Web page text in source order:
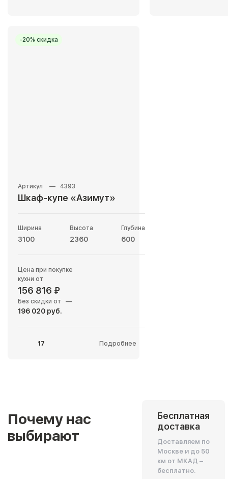
-20% скидка
4393
Шкаф-купе «Азимут»
Ширина
3100
Высота
2360
Глубина
600
Цена при покупке
кухни от
156 816 ₽
Без скидки от —
196 020 руб.
17 Подробнее
Почему нас
выбирают
Бесплатная
доставка
Доставляем по
Москве и до 50
км от МКАД –
бесплатно.